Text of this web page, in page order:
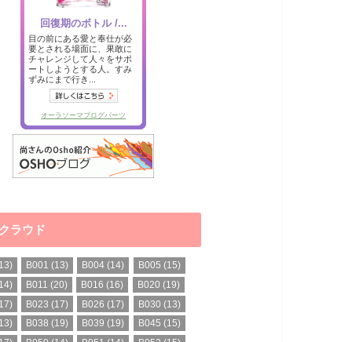
ラウド
B001 (13) B004 (14) B005 (15)
B011 (20) B016 (16) B020 (19)
B023 (17) B026 (17) B030 (13)
B038 (19) B039 (19) B045 (15)